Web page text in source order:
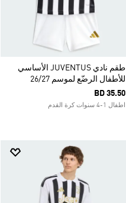
طقم نادي JUVENTUS الأساسي
للأطفال الرضّع لموسم 26/27
BD 35.50
اطفال 1-4 سنوات كرة القدم